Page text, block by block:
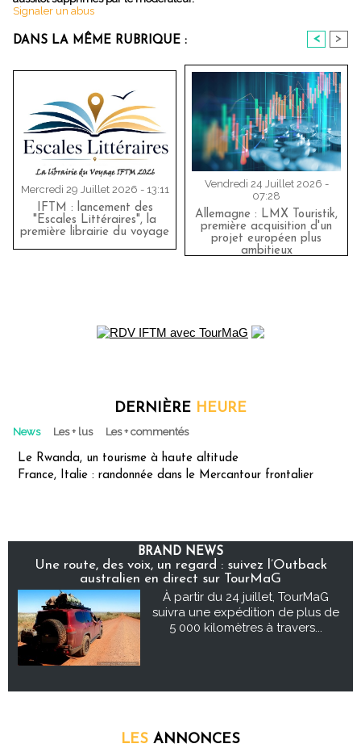
Signaler un abus
DANS LA MÊME RUBRIQUE : < >
Mercredi 29 Juillet 2026 - 13:11
IFTM : lancement des
"Escales Littéraires", la
première librairie du voyage
Vendredi 24 Juillet 2026 -
07:28
Allemagne : LMX Touristik,
première acquisition d'un
projet européen plus
ambitieux
DERNIÈRE HEURE
News Les + lus Les + commentés
Le Rwanda, un tourisme à haute altitude
France, Italie : randonnée dans le Mercantour frontalier
BRAND NEWS
Une route, des voix, un regard : suivez l’Outback
australien en direct sur TourMaG
À partir du 24 juillet, TourMaG
suivra une expédition de plus de
5 000 kilomètres à travers...
LES ANNONCES